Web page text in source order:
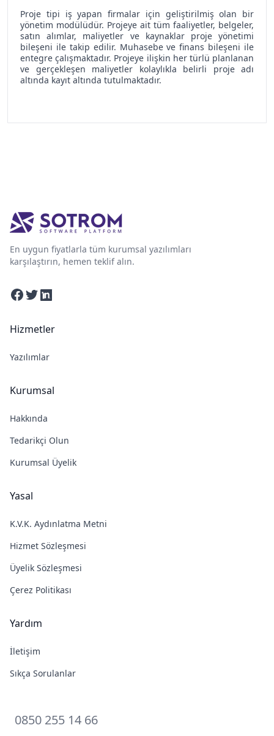
Proje tipi iş yapan firmalar için geliştirilmiş olan bir
yönetim modülüdür. Projeye ait tüm faaliyetler, belgeler,
satın alımlar, maliyetler ve kaynaklar proje yönetimi
bileşeni ile takip edilir. Muhasebe ve finans bileşeni ile
entegre çalışmaktadır. Projeye ilişkin her türlü planlanan
ve gerçekleşen maliyetler kolaylıkla belirli proje adı
altında kayıt altında tutulmaktadır.
En uygun fiyatlarla tüm kurumsal yazılımları
karşılaştırın, hemen teklif alın.
Facebook
TwitterLinkedin
Hizmetler
Yazılımlar
Kurumsal
Hakkında
Tedarikçi Olun
Kurumsal Üyelik
Yasal
K.V.K. Aydınlatma Metni
Hizmet Sözleşmesi
Üyelik Sözleşmesi
Çerez Politikası
Yardım
İletişim
Sıkça Sorulanlar
0850 255 14 66